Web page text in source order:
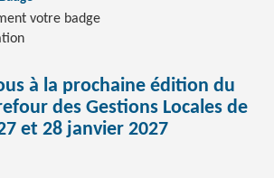
votre badge
à la prochaine édition du
des Gestions Locales de
et 28 janvier 2027